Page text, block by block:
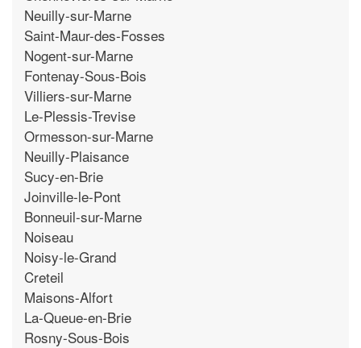
Neuilly-sur-Marne
Saint-Maur-des-Fosses
Nogent-sur-Marne
Fontenay-Sous-Bois
Villiers-sur-Marne
Le-Plessis-Trevise
Ormesson-sur-Marne
Neuilly-Plaisance
Sucy-en-Brie
Joinville-le-Pont
Bonneuil-sur-Marne
Noiseau
Noisy-le-Grand
Creteil
Maisons-Alfort
La-Queue-en-Brie
Rosny-Sous-Bois